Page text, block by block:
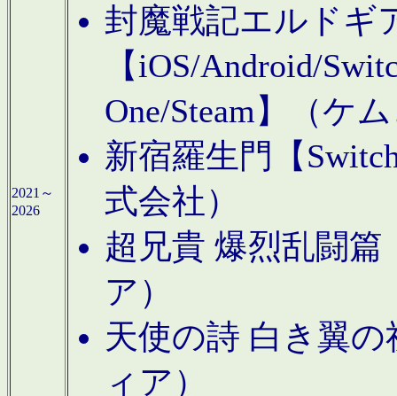
2021～
2026
封魔戦記エルドギ
【iOS/Android/
One/Steam】（ケ
新宿羅生門【
式会社）
超兄貴 爆烈乱闘篇
ア）
天使の詩 白き翼
ィア）